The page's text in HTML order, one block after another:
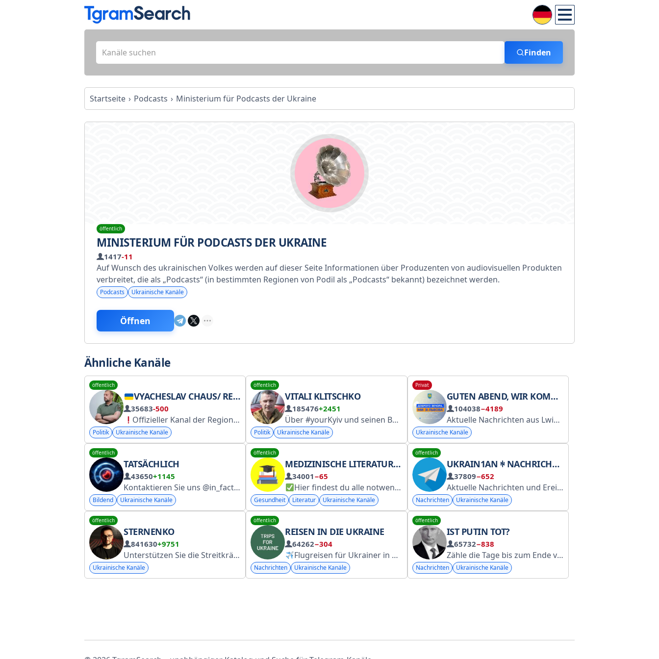
Finden
Startseite Podcasts Ministerium für Podcasts der Ukraine
öffentlich
MINISTERIUM FÜR PODCASTS DER UKRAINE
1417-11
Auf Wunsch des ukrainischen Volkes werden auf dieser Seite Informationen über Produzenten von audiovisuellen Produkten
verbreitet, die als „Podcasts“ (in bestimmten Regionen von Podil als „Podcasts“ bekannt) bezeichnet werden.
Podcasts Ukrainische Kanäle
Öffnen
Ähnliche Kanäle
öffentlich
VYACHESLAV CHAUS/ REGIONALE STAATSVERWALTUNG TSCHERNIHIW (ROSA)
35683-500
Offizieller Kanal der Regionalverwaltung Tschernihiw https://cg.gov.ua/
Politik Ukrainische Kanäle
öffentlich
VITALI KLITSCHKO
185476+2451
Über #yourKyiv und seinen Bürgermeister
Politik Ukrainische Kanäle
Privat
GUTEN ABEND, WIR KOMMEN AUS LEMBERG.
104038−4189
Aktuelle Nachrichten aus Lwiw, online.
Ukrainische Kanäle
öffentlich
TATSÄCHLICH
43650+1145
Kontaktieren Sie uns @in_factum_bot Support: t.me/infactum_donate https://donatello.to/in_factum
Bildend Ukrainische Kanäle
öffentlich
MEDIZINISCHE LITERATURBIBLIOTHEK
34001−65
Hier findest du alle notwendigen Bücher für dein Medizinstudium – kostenlos!
Gesundheit Literatur Ukrainische Kanäle
öffentlich
UKRAIN1AN ꑭ NACHRICHTEN
37809−652
Aktuelle Nachrichten und Ereignisse:
Nachrichten Ukrainische Kanäle
öffentlich
STERNENKO
841630+9751
Unterstützen Sie die Streitkräfte der Ukraine: https://www.sternenkofund.org/donate Stiftung @sternenkofund. Ich schreibe
Ukrainische Kanäle
öffentlich
REISEN IN DIE UKRAINE
64262−304
Flugreisen für Ukrainer in Europa! Faire Preise, die besten Reiseziele, bewährte Reiseveranstalter und Hotels.
Nachrichten Ukrainische Kanäle
öffentlich
IST PUTIN TOT?
65732−838
Zähle die Tage bis zum Ende von Putin. AKTUELLE GEBÜHR: https://send.monobank.ua/jar/ydjSFSL4j INFORMATIONEN ZU DEN AKTUELLEN GEBÜHREN: https://way-to-ukraine.com/ua
Nachrichten Ukrainische Kanäle